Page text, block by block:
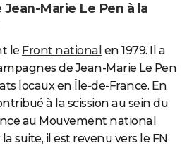
Marie Le Pen à la
le Front national en 1979. Il a
de Jean-Marie Le Pen
locaux en Île-de-France. En
à la scission au sein du
au Mouvement national
suite, il est revenu vers le FN